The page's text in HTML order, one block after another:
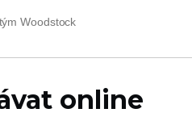
Woodstock
online